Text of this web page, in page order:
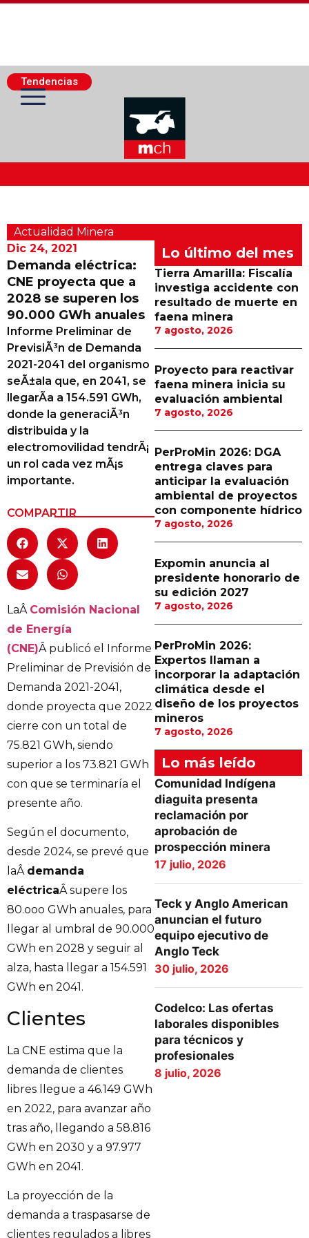
Tendencias
Actualidad Minera
Minería Superficie
Minerí­a Subterránea
Proveedores
Canal Digital
Columnas de Opinión
Designaciones
Calendario de Eventos
Revistas Digital
Siguenos
Actualidad Minera
Dic 24, 2021
Demanda eléctrica:
CNE proyecta que a
2028 se superen los
90.000 GWh anuales
Informe Preliminar de
PrevisiÃ³n de Demanda
2021-2041 del organismo
seÃ±ala que, en 2041, se
llegarÃ­a a 154.591 GWh,
donde la generaciÃ³n
distribuida y la
electromovilidad tendrÃ¡
un rol cada vez mÃ¡s
importante.
COMPARTIR
LaÂ Comisión Nacional
de Energía
(CNE)Â publicó el Informe
Preliminar de Previsión de
Demanda 2021-2041,
donde proyecta que 2022
cierre con un total de
75.821 GWh, siendo
superior a los 73.821 GWh
con que se terminaría el
presente año.
Según el documento,
desde 2024, se prevé que
laÂ demanda
eléctricaÂ supere los
80.ooo GWh anuales, para
llegar al umbral de 90.000
GWh en 2028 y seguir al
alza, hasta llegar a 154.591
GWh en 2041.
Clientes
La CNE estima que la
demanda de clientes
libres llegue a 46.149 GWh
en 2022, para avanzar año
tras año, llegando a 58.816
GWh en 2030 y a 97.977
GWh en 2041.
La proyección de la
demanda a traspasarse de
clientes regulados a libres
Lo último del mes
Tierra Amarilla: Fiscalía
investiga accidente con
resultado de muerte en
faena minera
7 agosto, 2026
Proyecto para reactivar
faena minera inicia su
evaluación ambiental
7 agosto, 2026
PerProMin 2026: DGA
entrega claves para
anticipar la evaluación
ambiental de proyectos
con componente hídrico
7 agosto, 2026
Expomin anuncia al
presidente honorario de
su edición 2027
7 agosto, 2026
PerProMin 2026:
Expertos llaman a
incorporar la adaptación
climática desde el
diseño de los proyectos
mineros
7 agosto, 2026
Lo más leído
Comunidad Indígena
diaguita presenta
reclamación por
aprobación de
prospección minera
17 julio, 2026
Teck y Anglo American
anuncian el futuro
equipo ejecutivo de
Anglo Teck
30 julio, 2026
Codelco: Las ofertas
laborales disponibles
para técnicos y
profesionales
8 julio, 2026